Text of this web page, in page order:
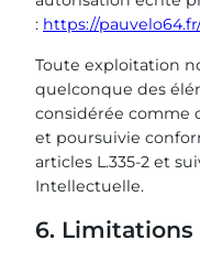
: https://pauvelo64.fr/
Toute exploitation
quelconque des
considérée comme
et poursuivie
articles L.335-2 et
Intellectuelle.
6.